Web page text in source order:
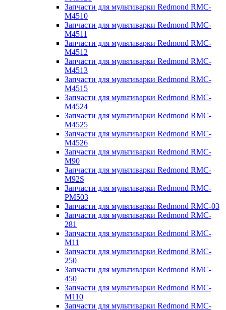
Запчасти для мультиварки Redmond RMC-
M4510
Запчасти для мультиварки Redmond RMC-
M4511
Запчасти для мультиварки Redmond RMC-
M4512
Запчасти для мультиварки Redmond RMC-
M4513
Запчасти для мультиварки Redmond RMC-
M4515
Запчасти для мультиварки Redmond RMC-
M4524
Запчасти для мультиварки Redmond RMC-
M4525
Запчасти для мультиварки Redmond RMC-
M4526
Запчасти для мультиварки Redmond RMC-
M90
Запчасти для мультиварки Redmond RMC-
M92S
Запчасти для мультиварки Redmond RMC-
PM503
Запчасти для мультиварки Redmond RMC-03
Запчасти для мультиварки Redmond RMC-
281
Запчасти для мультиварки Redmond RMC-
M11
Запчасти для мультиварки Redmond RMC-
250
Запчасти для мультиварки Redmond RMC-
450
Запчасти для мультиварки Redmond RMC-
M110
Запчасти для мультиварки Redmond RMC-